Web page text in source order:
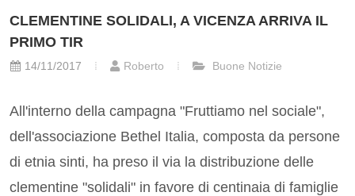
CLEMENTINE SOLIDALI, A VICENZA ARRIVA IL
PRIMO TIR
14/11/2017 Roberto Buone Notizie
All'interno della campagna "Fruttiamo nel sociale",
dell'associazione Bethel Italia, composta da persone
di etnia sinti, ha preso il via la distribuzione delle
clementine "solidali" in favore di centinaia di famiglie